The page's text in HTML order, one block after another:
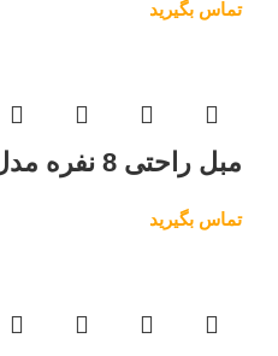
تماس بگیرید
مبل راحتی 8 نفره مدل کوئین
تماس بگیرید